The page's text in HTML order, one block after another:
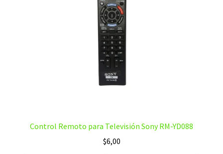
Control Remoto para Televisión Sony RM-YD088
$6,00